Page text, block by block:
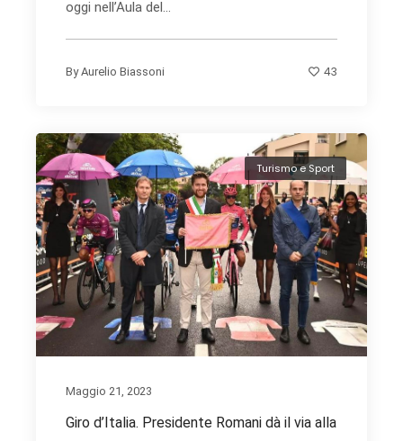
oggi nell’Aula del...
ByAurelio Biassoni 43
Turismo e Sport
Maggio 21, 2023
Giro d’Italia. Presidente Romani dà il via alla